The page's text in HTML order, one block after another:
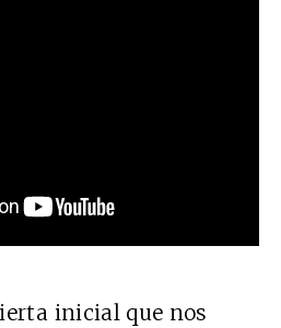
inicial que nos